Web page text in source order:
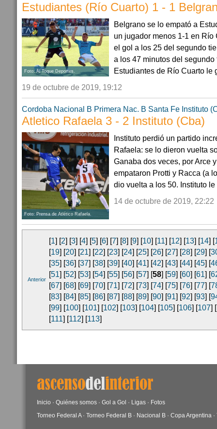
Estudiantes (Río Cuarto) 1 - 1
Foto: Al Toque Deportes.
Belgrano se lo empató a
un jugador menos 1-1 en Río
el gol a los 25 del segundo
a los 47 minutos del
Estudiantes de Río Cuarto le
19 de octubre de 2019, 19:12
Cordoba Nacional B Primera Nac. B Santa Fe Instituto
Atletico Rafaela 3 - 2 Instituto (Cba)
Foto: Prensa de Atlético Rafaela.
Instituto perdió un partido
Rafaela: se lo dieron vuelta
Ganaba dos veces, por Arce
empataron Protti y Racca (a
dio vuelta a los 50. Instituto
14 de octubre de 2019, 22:22
Anterior
[1] [2] [3] [4] [5] [6] [7] [8] [9] [10] [11] [12] [13] [14] [
[19] [20] [21] [22] [23] [24] [25] [26] [27] [28] [29] [
[35] [36] [37] [38] [39] [40] [41] [42] [43] [44] [45] [
[51] [52] [53] [54] [55] [56] [57] [58] [59] [60] [61] [
[67] [68] [69] [70] [71] [72] [73] [74] [75] [76] [77] [
[83] [84] [85] [86] [87] [88] [89] [90] [91] [92] [93] [
[99] [100] [101] [102] [103] [104] [105] [106] [107] [
[111] [112] [113]
Inicio · Quiénes somos · Gol a Gol · Ligas · Fotos
Torneo Federal A· Torneo Federal B · Nacional B · Copa Argentina ·